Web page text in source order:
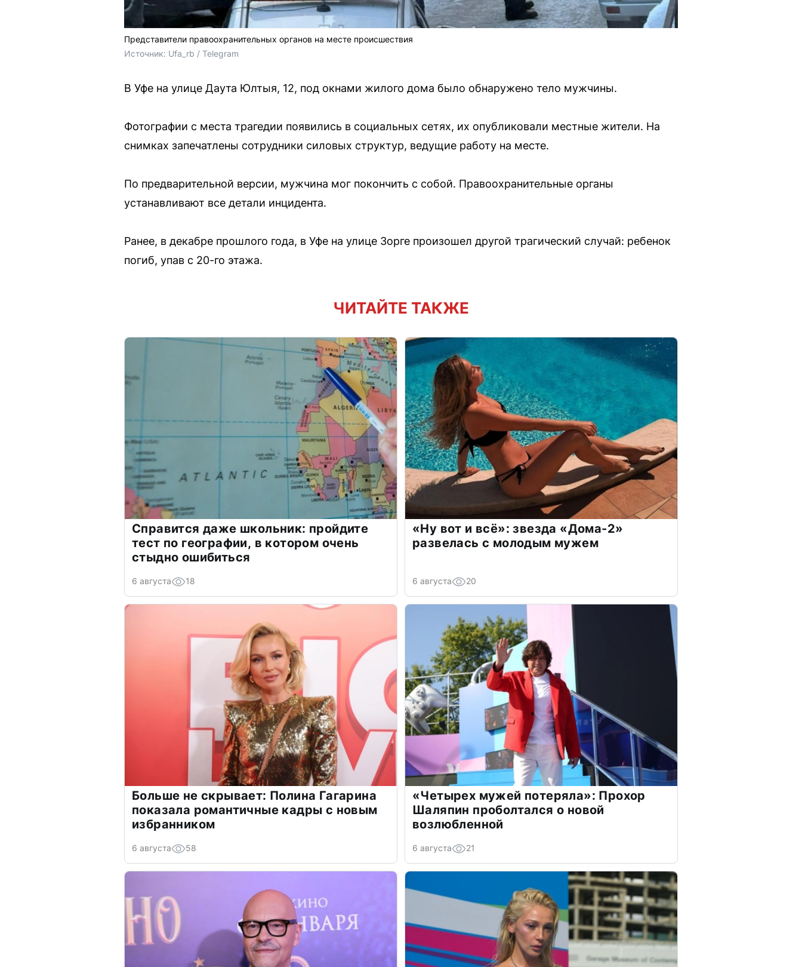
Представители правоохранительных органов на месте происшествия
Источник: Ufa_rb / Telegram
В Уфе на улице Даута Юлтыя, 12, под окнами жилого дома было обнаружено тело мужчины.
Фотографии с места трагедии появились в социальных сетях, их опубликовали местные жители. На
снимках запечатлены сотрудники силовых структур, ведущие работу на месте.
По предварительной версии, мужчина мог покончить с собой. Правоохранительные органы
устанавливают все детали инцидента.
Ранее, в декабре прошлого года, в Уфе на улице Зорге произошел другой трагический случай: ребенок
погиб, упав с 20-го этажа.
ЧИТАЙТЕ ТАКЖЕ
Справится даже школьник: пройдите
тест по географии, в котором очень
стыдно ошибиться
6 августа 18
«Ну вот и всё»: звезда «Дома-2»
развелась с молодым мужем
6 августа 20
Больше не скрывает: Полина Гагарина
показала романтичные кадры с новым
избранником
6 августа 58
«Четырех мужей потеряла»: Прохор
Шаляпин проболтался о новой
возлюбленной
6 августа 21